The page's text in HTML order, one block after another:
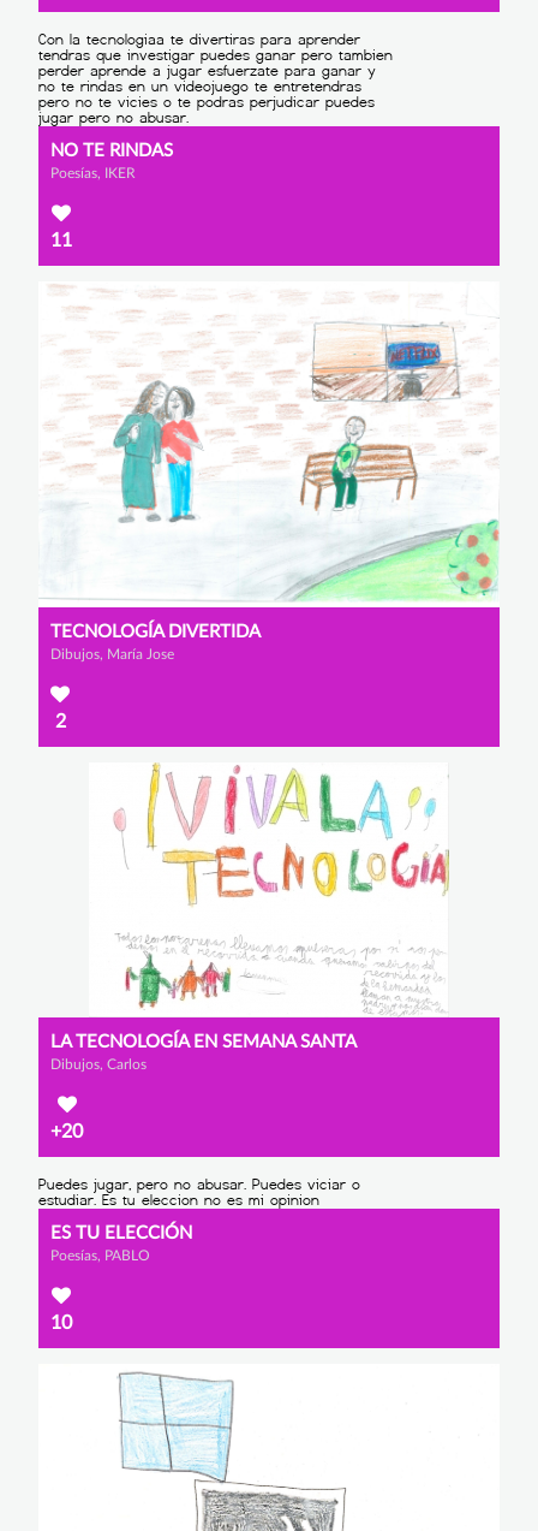
NO TE RINDAS
Poesías, IKER
11
TECNOLOGÍA DIVERTIDA
Dibujos, María Jose
2
LA TECNOLOGÍA EN SEMANA SANTA
Dibujos, Carlos
+20
ES TU ELECCIÓN
Poesías, PABLO
10